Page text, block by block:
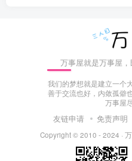
万事屋就是万事屋，
我们的梦想就是建立一个
善于交流也好，内敛孤僻
万事屋
友链申请 免责声明
Copyright © 2010 - 2024 ·